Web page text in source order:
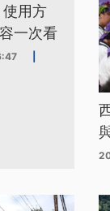
用方
一次看